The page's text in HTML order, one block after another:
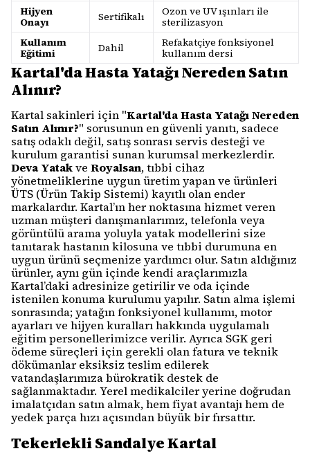
Hijyen
Onayı
Sertifikalı
Ozon ve UV ışınları ile
sterilizasyon
Kullanım
Eğitimi
Dahil
Refakatçiye fonksiyonel
kullanım dersi
Kartal'da Hasta Yatağı Nereden Satın
Alınır?
Kartal sakinleri için "Kartal'da Hasta Yatağı Nereden
Satın Alınır?" sorusunun en güvenli yanıtı, sadece
satış odaklı değil, satış sonrası servis desteği ve
kurulum garantisi sunan kurumsal merkezlerdir.
Deva Yatakve Royalsan, tıbbi cihaz
yönetmeliklerine uygun üretim yapan ve ürünleri
ÜTS (Ürün Takip Sistemi) kayıtlı olan ender
markalardır. Kartal’ın her noktasına hizmet veren
uzman müşteri danışmanlarımız, telefonla veya
görüntülü arama yoluyla yatak modellerini size
tanıtarak hastanın kilosuna ve tıbbi durumuna en
uygun ürünü seçmenize yardımcı olur. Satın aldığınız
ürünler, aynı gün içinde kendi araçlarımızla
Kartal’daki adresinize getirilir ve oda içinde
istenilen konuma kurulumu yapılır. Satın alma işlemi
sonrasında; yatağın fonksiyonel kullanımı, motor
ayarları ve hijyen kuralları hakkında uygulamalı
eğitim personellerimizce verilir. Ayrıca SGK geri
ödeme süreçleri için gerekli olan fatura ve teknik
dökümanlar eksiksiz teslim edilerek
vatandaşlarımıza bürokratik destek de
sağlanmaktadır. Yerel medikalciler yerine doğrudan
imalatçıdan satın almak, hem fiyat avantajı hem de
yedek parça hızı açısından büyük bir fırsattır.
Tekerlekli Sandalye Kartal